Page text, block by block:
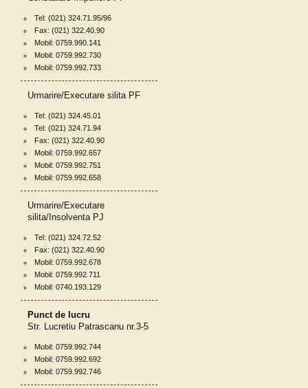
Tel: (021) 324.71.95/96
Fax: (021) 322.40.90
Mobil: 0759.990.141
Mobil: 0759.992.730
Mobil: 0759.992.733
Urmarire/Executare silita PF
Tel: (021) 324.45.01
Tel: (021) 324.71.94
Fax: (021) 322.40.90
Mobil: 0759.992.657
Mobil: 0759.992.751
Mobil: 0759.992.658
Urmarire/Executare
silita/Insolventa PJ
Tel: (021) 324.72.52
Fax: (021) 322.40.90
Mobil: 0759.992.678
Mobil: 0759.992.711
Mobil: 0740.193.129
Punct de lucru
Str. Lucretiu Patrascanu nr.3-5
Mobil: 0759.992.744
Mobil: 0759.992.692
Mobil: 0759.992.746